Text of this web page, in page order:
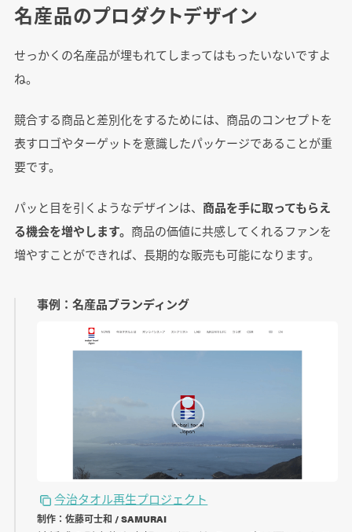
名産品のプロダクトデザイン
せっかくの名産品が埋もれてしまってはもったいないですよ
ね。
競合する商品と差別化をするためには、商品のコンセプトを
表すロゴやターゲットを意識したパッケージであることが重
要です。
パッと目を引くようなデザインは、 商品を手に取ってもらえ
る機会を増やします。 商品の価値に共感してくれるファンを
増やすことができれば、長期的な販売も可能になります。
事例：名産品ブランディング
今治タオル再生プロジェクト
制作：佐藤可士和 / SAMURAI